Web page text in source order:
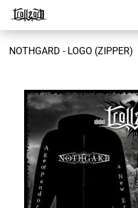
NOTHGARD - LOGO (ZIPPER)